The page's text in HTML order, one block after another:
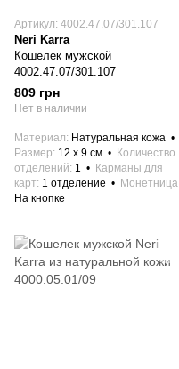
Артикул: 4002.47.07/301.107
Neri Karra
Кошелек мужской
4002.47.07/301.107
809 грн
Нет в наличии
Материал
Натуральная кожа
Размер 12 x 9 см
Количество
отделений 1
Карманы для
карт 1 отделение
Монетница
На кнопке